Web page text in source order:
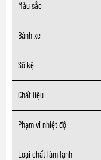
Màu sắc
Bánh xe
Số kệ
Chất liệu
Phạm vi nhiệt độ
Loại chất làm lạnh